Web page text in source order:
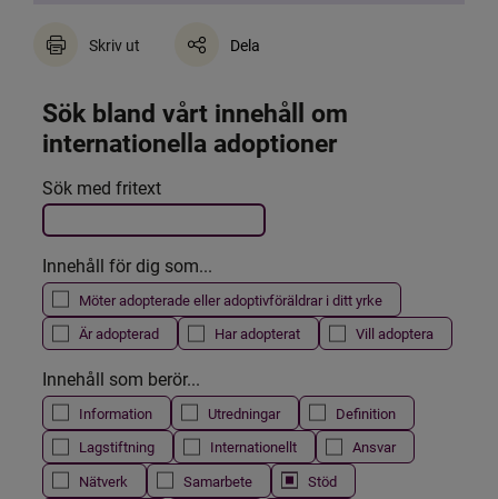
Skriv ut Dela
Sök bland vårt innehåll om
internationella adoptioner
Filtrera resultatet
Det här formuläret postas automatiskt
Sök med fritext
Innehåll för dig som...
Möter adopterade eller adoptivföräldrar i ditt yrke
Är adopterad
Har adopterat Vill adoptera
Innehåll som berör...
Information Utredningar
Definition
Lagstiftning
Internationellt
Ansvar
Nätverk
Samarbete
Stöd